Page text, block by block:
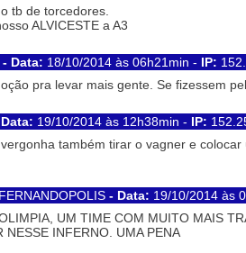
tb de torcedores.
ALVICESTE a A3
- Data: 18/10/2014 às 06h21min - IP:
pra levar mais gente. Se fizessem
19/10/2014 às 12h38min - IP:
também tirar o vagner e
FERNANDOPOLIS - Data: 19/10/2014 às
UM TIME COM MUITO MAIS
NESSE INFERNO. UMA PENA